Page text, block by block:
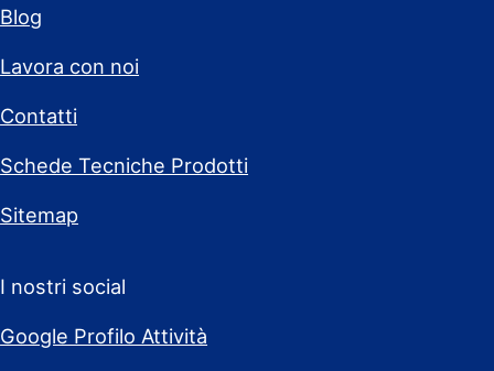
Blog
Lavora con noi
Contatti
Schede Tecniche Prodotti
Sitemap
I nostri social
Google Profilo Attività